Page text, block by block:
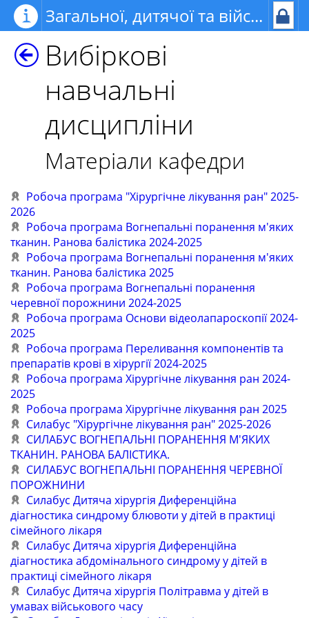
Загальної, дитячої та військової хірургії з курсом урології та офтальмології
Вибіркові
навчальні
дисципліни
Матеріали кафедри
Робоча програма "Хірургічне лікування ран" 2025-
2026
Робоча програма Вогнепальні поранення м'яких
тканин. Ранова балістика 2024-2025
Робоча програма Вогнепальні поранення м'яких
тканин. Ранова балістика 2025
Робоча програма Вогнепальні поранення
черевної порожнини 2024-2025
Робоча програма Основи відеолапароскопії 2024-
2025
Робоча програма Переливання компонентів та
препаратів крові в хірургії 2024-2025
Робоча програма Хірургічне лікування ран 2024-
2025
Робоча програма Хірургічне лікування ран 2025
Силабус "Хірургічне лікування ран" 2025-2026
СИЛАБУС ВОГНЕПАЛЬНІ ПОРАНЕННЯ М'ЯКИХ
ТКАНИН. РАНОВА БАЛІСТИКА.
СИЛАБУС ВОГНЕПАЛЬНІ ПОРАНЕННЯ ЧЕРЕВНОЇ
ПОРОЖНИНИ
Силабус Дитяча хірургія Диференційна
діагностика синдрому блювоти у дітей в практиці
сімейного лікаря
Силабус Дитяча хірургія Диференційна
діагностика абдомінального синдрому у дітей в
практиці сімейного лікаря
Силабус Дитяча хірургія Політравма у дітей в
умавах військового часу